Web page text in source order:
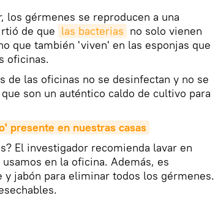
los gérmenes se reproducen a una
de que las bacterias no solo vienen
que también 'viven' en las esponjas que
oficinas.
de las oficinas no se desinfectan y no se
son un auténtico caldo de cultivo para
presente en nuestras casas
El investigador recomienda lavar en
en la oficina. Además, es
jabón para eliminar todos los gérmenes.